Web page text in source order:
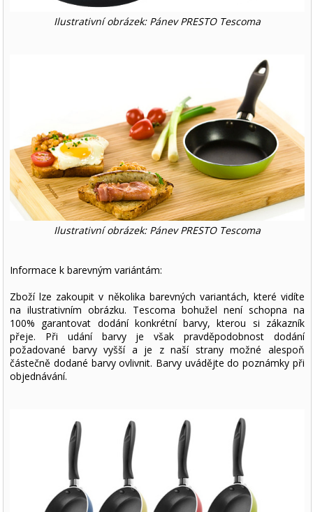
Ilustrativní obrázek: Pánev PRESTO Tescoma
Ilustrativní obrázek: Pánev PRESTO Tescoma
Informace k barevným variántám:
Zboží lze zakoupit v několika barevných variantách, které vidíte
na ilustrativním obrázku. Tescoma bohužel není schopna na
100% garantovat dodání konkrétní barvy, kterou si zákazník
přeje. Při udání barvy je však pravděpodobnost dodání
požadované barvy vyšší a je z naší strany možné alespoň
částečně dodané barvy ovlivnit. Barvy uvádějte do poznámky při
objednávání.